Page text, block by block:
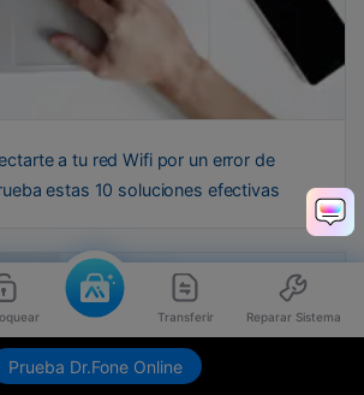
Transferir Reparar Sistema
Prueba Dr.Fone Online
a tu red Wifi por un error de
estas 10 soluciones efectivas